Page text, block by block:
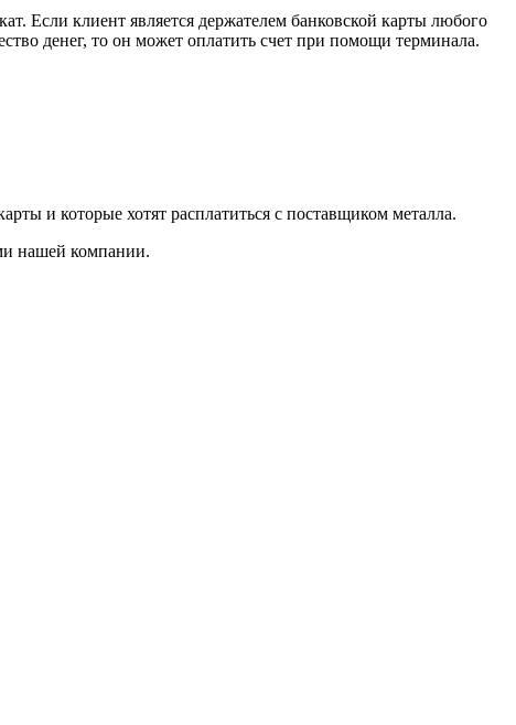
Если клиент является держателем банковской карты любого
денег, то он может оплатить счет при помощи терминала.
и которые хотят расплатиться с поставщиком металла.
нашей компании.